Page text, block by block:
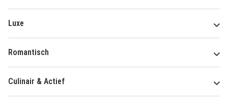
Luxe
Romantisch
Culinair & Actief